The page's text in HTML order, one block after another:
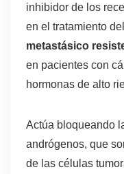
inhibidor de los
en el tratamiento del
metastásico
en pacientes con
hormonas de alto
Actúa bloqueando
andrógenos, que
de las células